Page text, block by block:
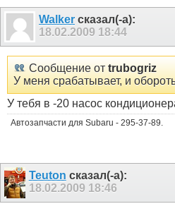
Walker сказал(-а):
18.02.2009 18:44
Сообщение от trubogriz
У меня срабатывает, и
У тебя в -20 насос
Автозапчасти для Subaru - 295-37-89.
Teuton сказал(-а):
18.02.2009 18:46